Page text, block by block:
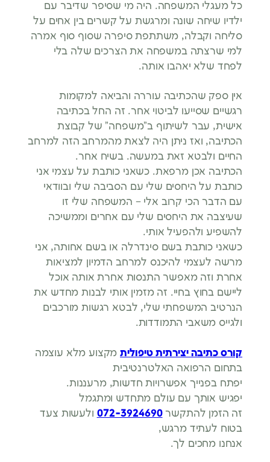
כל מעגלי המשפחה. היה מי שסיפר שדיבר עם
ילדיו שיחה שונה ומרגשת על קשרים בין אחים על
סליחה וקבלה, משתתפת סיפרה שסוף סוף אמרה
למי שרצתה במשפחה את הצרכים שלה בלי
לפחד שלא יאהבו אותה.
אין ספק שהכתיבה עוררה והביאה למקומות
רגשיים שסייעו לביטוי אחר. זה החל בכתיבה
אישית, עבר לשיתוף ב”משפחה” של קבוצת
הכתיבה, ואז ניתן היה לצאת מהמרחב הזה למרחב
החיים ולבטא זאת במעשה. בשיח אחר.
הכתיבה אכן מרפאת. כשאני כותבת על עצמי אני
כותבת על היחסים שלי עם הסביבה שלי ובוודאי
עם הדבר הכי קרוב אלי – המשפחה שלי זו
שעיצבה את היחסים שלי עם אחרים וממשיכה
להשפיע ולהפעיל אותי.
כשאני כותבת בשם סינדרלה או בשם אחותה, אני
מרשה לעצמי להיכנס למרחב הדמיון למציאות
אחרת וזה מאפשר התנסות אחרת אותה אוכל
ליישם בחוץ בחיי. זה מזמין אותי לבנות מחדש את
הנרטיב המשפחתי שלי, לבטא רגשות מורכבים
ולגייס משאבי התמודדות.
קורס כתיבה יצירתית טיפוליתמקצוע מלא עוצמה
בתחום הרפואה האלטרנטיבית
יפתח בפנייך אפשרויות חדשות, מרעננות.
יפגיש אותך עם עולם מתחדש ומתגמל
זה הזמן להתקשר072-3924690 ולעשות צעד
בטוח לעתיד מרגש,
אנחנו מחכים לך.